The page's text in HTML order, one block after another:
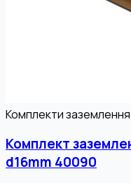
Комплекти заземлення
Комплект
d16mm 40090